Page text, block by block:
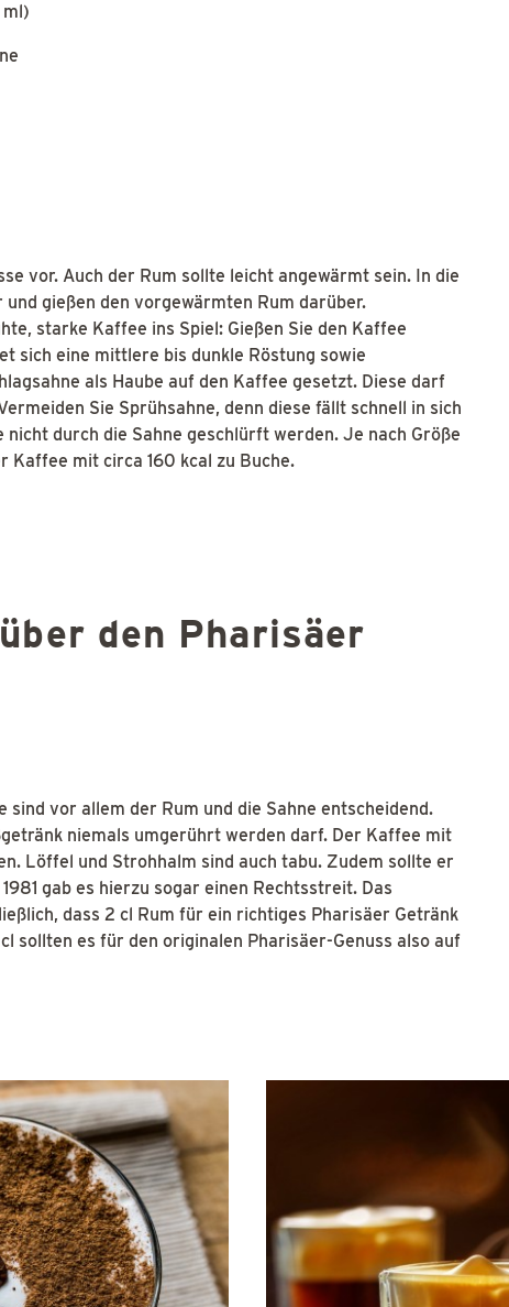
vor. Auch der Rum sollte leicht angewärmt sein. In die
gießen den vorgewärmten Rum darüber.
starke Kaffee ins Spiel: Gießen Sie den Kaffee
sich eine mittlere bis dunkle Röstung sowie
als Haube auf den Kaffee gesetzt. Diese darf
Sie Sprühsahne, denn diese fällt schnell in sich
durch die Sahne geschlürft werden. Je nach Größe
Kaffee mit circa 160 kcal zu Buche.
den Pharisäer
vor allem der Rum und die Sahne entscheidend.
niemals umgerührt werden darf. Der Kaffee mit
Löffel und Strohhalm sind auch tabu. Zudem sollte er
gab es hierzu sogar einen Rechtsstreit. Das
dass 2 cl Rum für ein richtiges Pharisäer Getränk
sollten es für den originalen Pharisäer-Genuss also auf